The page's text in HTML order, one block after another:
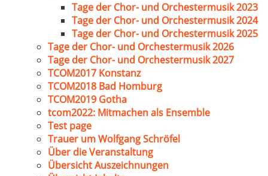
Tage der Chor- und Orchestermusik 2023
Tage der Chor- und Orchestermusik 2024
Tage der Chor- und Orchestermusik 2025
Tage der Chor- und Orchestermusik 2026
Tage der Chor- und Orchestermusik 2027
TCOM2017 Konstanz
TCOM2018 Bad Homburg
TCOM2019 Gotha
tcom2022: Mitmachen als Ensemble
Test page
Trauer um Wolfgang Schröfel
Über die Veranstaltung
Übersicht Auszeichnungen